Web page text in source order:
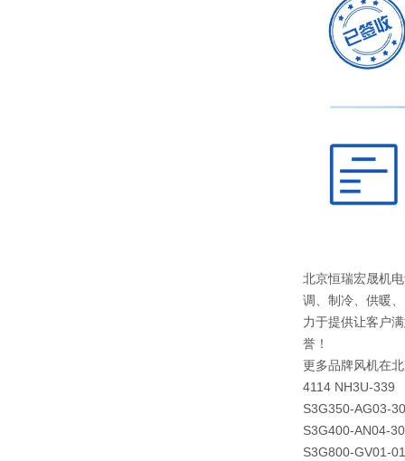
北京恒瑞宏晟机
调、制冷、供暖
力于提供让客户
誉！
更多品牌风机在
4114 NH3U-339
S3G350-AG03-30
S3G400-AN04-30
S3G800-GV01-01